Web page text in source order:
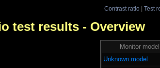
Contrast ratio| Test
test results - Overview
Monitor model
Unknown model